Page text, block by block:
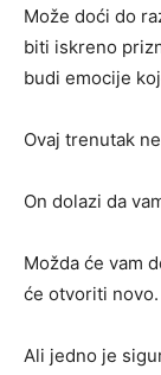
Može doći do
biti iskreno
budi emocije
Ovaj trenutak
On dolazi da
Možda će vam
će otvoriti novo.
Ali jedno je